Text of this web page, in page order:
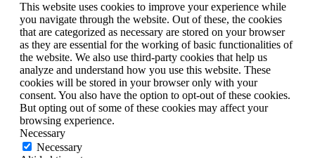
This website uses cookies to improve your experience while
you navigate through the website. Out of these, the cookies
that are categorized as necessary are stored on your browser
as they are essential for the working of basic functionalities of
the website. We also use third-party cookies that help us
analyze and understand how you use this website. These
cookies will be stored in your browser only with your
consent. You also have the option to opt-out of these cookies.
But opting out of some of these cookies may affect your
browsing experience.
Necessary
Necessary